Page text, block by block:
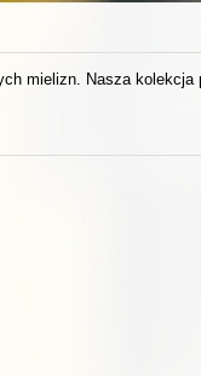
mielizn. Nasza